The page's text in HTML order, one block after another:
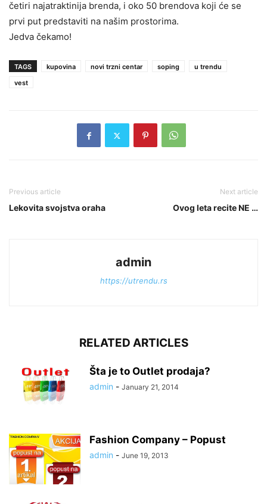
četiri najatraktinija brenda, i oko 50 brendova koji će se
prvi put predstaviti na našim prostorima.
Jedva čekamo!
TAGS kupovina novi trzni centar soping
u trendu
vest
Previous article
Lekovita svojstva oraha
Next article
Ovog leta recite NE …
admin
https://utrendu.rs
RELATED ARTICLES
Šta je to Outlet prodaja?
admin - January 21, 2014
Fashion Company – Popust
admin - June 19, 2013